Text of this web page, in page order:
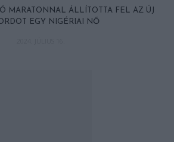
MARATONNAL ÁLLÍTOTTA FEL AZ ÚJ
EGY NIGÉRIAI NŐ